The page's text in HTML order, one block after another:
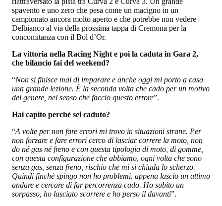
spavento e uno zero che pesa come un macigno in un
campionato ancora molto aperto e che potrebbe non vedere
Delbianco al via della prossima tappa di Cremona per la
concomitanza con il Bol d’Or.
La vittoria nella Racing Night e poi la caduta in Gara 2,
che bilancio fai del weekend?
“Non si finisce mai di imparare e anche oggi mi porto a casa
una grande lezione. È la seconda volta che cado per un motivo
del genere, nel senso che faccio questo errore”.
Hai capito perché sei caduto?
“A volte per non fare errori mi trovo in situazioni strane. Per
non forzare e fare errori cerco di lasciar correre la moto, non
do né gas né freno e con questa tipologia di moto, di gomme,
con questa configurazione che abbiamo, ogni volta che sono
senza gas, senza freno, rischio che mi si chiuda lo scherzo.
Quindi finché spingo non ho problemi, appena lascio un attimo
andare e cercare di far percorrenza cado. Ho subito un
sorpasso, ho lasciato scorrere e ho perso il davanti”.